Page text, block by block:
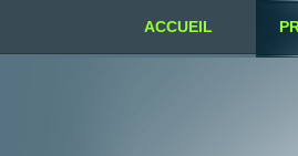
ACCUEIL